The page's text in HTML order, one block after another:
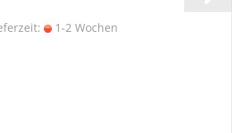
1-2 Wochen